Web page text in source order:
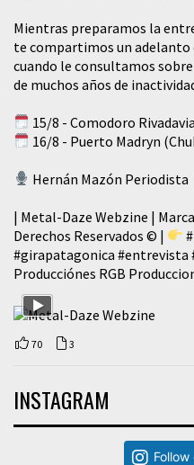
Mientras preparamos la
te compartimos un adelanto
cuando le consultamos
de muchos años de
15/8 - Comodoro
16/8 - Puerto Madryn
Hernán Mazón Periodista
| Metal-Daze Webzine |
Derechos Reservados © |
#girapatagonica #entrevista
Producciónes RGB
70 3
INSTAGRAM